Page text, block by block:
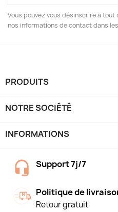
Vous pouvez vous désinscrire à
nos informations de contact dans
PRODUITS
NOTRE SOCIÉTÉ
INFORMATIONS
Support 7j/7
Politique de
Retour gratuit